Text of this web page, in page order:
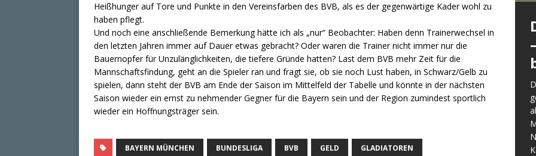
Heißhunger auf Tore und Punkte in den Vereinsfarben des BVB, als es der gegenwärtige Kader wohl zu
haben pflegt.
Und noch eine anschließende Bemerkung hätte ich als „nur“ Beobachter: Haben denn Trainerwechsel in
den letzten Jahren immer auf Dauer etwas gebracht? Oder waren die Trainer nicht immer nur die
Bauernopfer für Unzulänglichkeiten, die tiefere Gründe hatten? Last dem BVB mehr Zeit für die
Mannschaftsfindung, geht an die Spieler ran und fragt sie, ob sie noch Lust haben, in Schwarz/Gelb zu
spielen, dann steht der BVB am Ende der Saison im Mittelfeld der Tabelle und könnte in der nächsten
Saison wieder ein ernst zu nehmender Gegner für die Bayern sein und der Region zumindest sportlich
wieder ein Hoffnungsträger sein.
BAYERN MÜNCHEN BUNDESLIGA BVB GELD GLADIATOREN